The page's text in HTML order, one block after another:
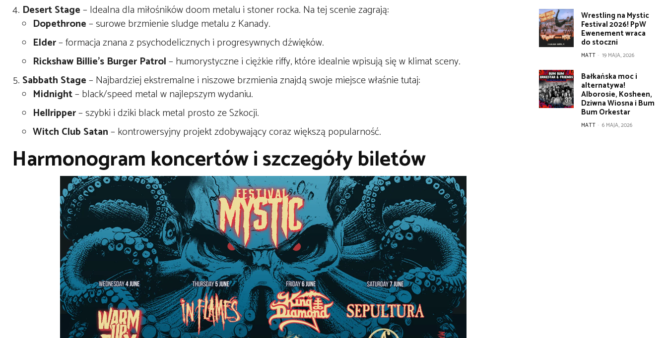
Desert Stage– Idealna dla miłośników doom metalu i stoner rocka. Na tej scenie zagrają:
Dopethrone– surowe brzmienie sludge metalu z Kanady.
Elder– formacja znana z psychodelicznych i progresywnych dźwięków.
Rickshaw Billie’s Burger Patrol– humorystyczne i ciężkie riffy, które idealnie wpisują się w klimat sceny.
Sabbath Stage– Najbardziej ekstremalne i niszowe brzmienia znajdą swoje miejsce właśnie tutaj:
Midnight– black/speed metal w najlepszym wydaniu.
Hellripper– szybki i dziki black metal prosto ze Szkocji.
Witch Club Satan– kontrowersyjny projekt zdobywający coraz większą popularność.
Harmonogram koncertów i szczegóły biletów
Wrestling na Mystic
Festival 2026! PpW
Ewenement wraca
do stoczni
MATT - 19 MAJA, 2026
Bałkańska moc i
alternatywa!
Alborosie, Kosheen,
Dziwna Wiosna i Bum
Bum Orkestar
MATT - 6 MAJA, 2026